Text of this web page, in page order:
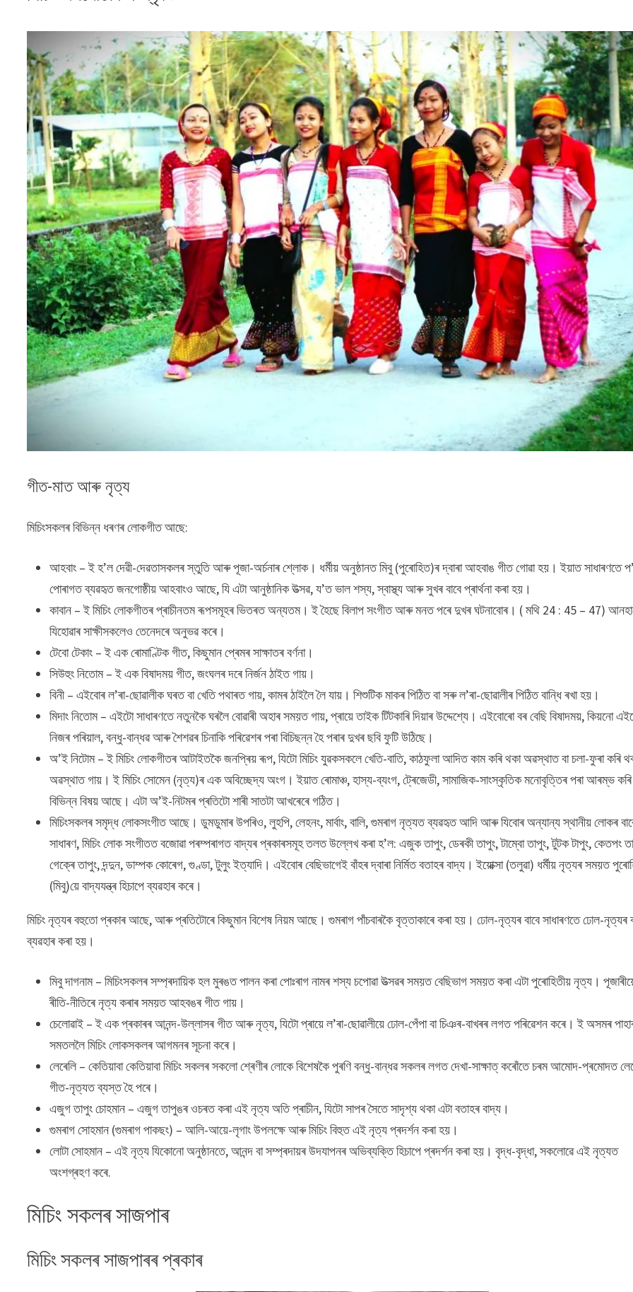
গীত-মাত আৰু নৃত্য
মিচিংসকলৰ বিভিন্ন ধৰণৰ লোকগীত আছে:
আহবাং – ই হ’ল দেৱী-দেৱতাসকলৰ স্তুতি আৰু পূজা-অৰ্চনাৰ শ্লোক। ধৰ্মীয় অনুষ্ঠানত মিবু (পুৰোহিত)ৰ দ্বাৰা আহবাঙ গীত গোৱা হয়। ইয়াত সাধাৰণতে
পোৰাগত ব্যৱহৃত জনগোষ্ঠীয় আহবাংও আছে, যি এটা আনুষ্ঠানিক উত্সৱ, য’ত ভাল শস্য, স্বাস্থ্য আৰু সুখৰ বাবে প্ৰাৰ্থনা কৰা হয়।
কাবান – ই মিচিং লোকগীতৰ প্ৰাচীনতম ৰূপসমূহৰ ভিতৰত অন্যতম। ই হৈছে বিলাপ সংগীত আৰু মনত পৰে দুখৰ ঘটনাবোৰ। ( মথি 24 : 45 – 47)
যিহোৱাৰ সাক্ষীসকলেও তেনেদৰে অনুভৱ কৰে।
টেবো টেকাং – ই এক ৰোমাণ্টিক গীত, কিছুমান প্ৰেমৰ সাক্ষাতৰ বৰ্ণনা।
সিউহুং নিতোম – ই এক বিষাদময় গীত, জংঘলৰ দৰে নিৰ্জন ঠাইত গায়।
বিনী – এইবোৰ ল’ৰা-ছোৱালীক ঘৰত বা খেতি পথাৰত গায়, কামৰ ঠাইলৈ লৈ যায়। শিশুটিক মাকৰ পিঠিত বা সৰু ল’ৰা-ছোৱালীৰ পিঠিত বান্ধি ৰখা হয়।
মিদাং নিতোম – এইটো সাধাৰণতে নতুনকৈ ঘৰলৈ বোৱাৰী অহাৰ সময়ত গায়, প্ৰায়ে তাইক টিটকাৰি দিয়াৰ উদ্দেশ্যে। এইবোৰো বৰ বেছি বিষাদময়, কিয়নো
নিজৰ পৰিয়াল, বন্ধু-বান্ধৱ আৰু শৈশৱৰ চিনাকি পৰিৱেশৰ পৰা বিচিছন্ন হৈ পৰাৰ দুখৰ ছবি ফুটি উঠিছে।
অ’ই নিটোম – ই মিচিং লোকগীতৰ আটাইতকৈ জনপ্ৰিয় ৰূপ, যিটো মিচিং যুৱকসকলে খেতি-বাতি, কাঠফুলা আদিত কাম কৰি থকা অৱস্থাত বা চলা-ফুৰা কৰি
অৱস্থাত গায়। ই মিচিং সোমেন (নৃত্য)ৰ এক অবিচ্ছেদ্য অংগ। ইয়াত ৰোমাঞ্চ, হাস্য-ব্যংগ, ট্ৰেজেডী, সামাজিক-সাংস্কৃতিক মনোবৃত্তিৰ পৰা আৰম্ভ কৰি
বিভিন্ন বিষয় আছে। এটা অ’ই-নিটমৰ প্ৰতিটো শাৰী সাতটা আখৰেৰে গঠিত।
মিচিংসকলৰ সমৃদ্ধ লোকসংগীত আছে। ডুমডুমাৰ উপৰিও, লুহপি, লেহনং, মাৰ্বাং, বালি, গুমৰাগ নৃত্যত ব্যৱহৃত আদি আৰু যিবোৰ অন্যান্য স্থানীয় লোকৰ
সাধাৰণ, মিচিং লোক সংগীতত বজোৱা পৰম্পৰাগত বাদ্যৰ প্ৰকাৰসমূহ তলত উল্লেখ কৰা হ’ল: এজুক তাপুং, ডেৰকী তাপুং, টাম্বো তাপুং, টুটক টাপুং, কেতপং
গেক্ৰে তাপুং, দন্দুন, ডাম্পক কোৰেগ, গুণ্ডা, টুলুং ইত্যাদি। এইবোৰ বেছিভাগেই বাঁহৰ দ্বাৰা নিৰ্মিত বতাহৰ বাদ্য। ইয়োক্সা (তলুৱা) ধৰ্মীয় নৃত্যৰ সময়ত
(মিবু)য়ে বাদ্যযন্ত্ৰ হিচাপে ব্যৱহাৰ কৰে।
মিচিং নৃত্যৰ বহুতো প্ৰকাৰ আছে, আৰু প্ৰতিটোৰে কিছুমান বিশেষ নিয়ম আছে। গুমৰাগ পাঁচবাৰকৈ বৃত্তাকাৰে কৰা হয়। ঢোল-নৃত্যৰ বাবে সাধাৰণতে ঢোল-নৃত্যৰ
ব্যৱহাৰ কৰা হয়।
মিবু দাগনাম – মিচিংসকলৰ সম্প্ৰদায়িক হল মুৰঙত পালন কৰা পোঃৰাগ নামৰ শস্য চপোৱা উত্সৱৰ সময়ত বেছিভাগ সময়ত কৰা এটা পুৰোহিতীয় নৃত্য।
ৰীতি-নীতিৰে নৃত্য কৰাৰ সময়ত আহবঙৰ গীত গায়।
চেলোৱাই – ই এক প্ৰকাৰৰ আনন্দ-উল্লাসৰ গীত আৰু নৃত্য, যিটো প্ৰায়ে ল’ৰা-ছোৱালীয়ে ঢোল-পেঁপা বা চিঞৰ-বাখৰৰ লগত পৰিৱেশন কৰে। ই অসমৰ
সমতললৈ মিচিং লোকসকলৰ আগমনৰ সূচনা কৰে।
লেৰেলি – কেতিয়াবা কেতিয়াবা মিচিং সকলৰ সকলো শ্ৰেণীৰ লোকে বিশেষকৈ পুৰণি বন্ধু-বান্ধৱ সকলৰ লগত দেখা-সাক্ষাত্ কৰোঁতে চৰম আমোদ-প্ৰমোদত
গীত-নৃত্যত ব্যস্ত হৈ পৰে।
এজুগ তাপুং চোহমান – এজুগ তাপুঙৰ ওচৰত কৰা এই নৃত্য অতি প্ৰাচীন, যিটো সাপৰ সৈতে সাদৃশ্য থকা এটা বতাহৰ বাদ্য।
গুমৰাগ সোহমান (গুমৰাগ পাকছং) – আলি-আয়ে-লৃগাং উপলক্ষে আৰু মিচিং বিহুত এই নৃত্য প্ৰদৰ্শন কৰা হয়।
লোটা সোহমান – এই নৃত্য যিকোনো অনুষ্ঠানতে, আনন্দ বা সম্প্ৰদায়ৰ উদযাপনৰ অভিব্যক্তি হিচাপে প্ৰদৰ্শন কৰা হয়। বৃদ্ধ-বৃদ্ধা, সকলোৱে এই নৃত্যত
অংশগ্ৰহণ কৰে.
মিচিং সকলৰ সাজপাৰ
মিচিং সকলৰ সাজপাৰৰ প্ৰকাৰ